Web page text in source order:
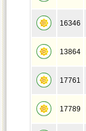
16346
13864
17761
17789